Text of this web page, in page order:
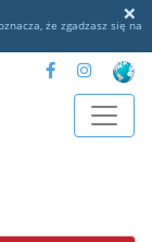
×
że zgadzasz się na